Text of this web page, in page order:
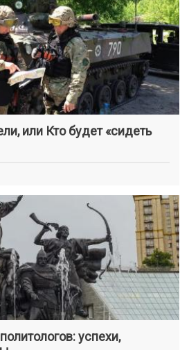
или Кто будет «сидеть
успехи,